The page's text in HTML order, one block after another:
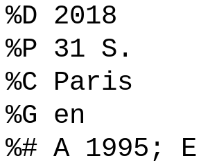
%D 2018
%P 31 S.
%C Paris
%G en
%# A 1995;